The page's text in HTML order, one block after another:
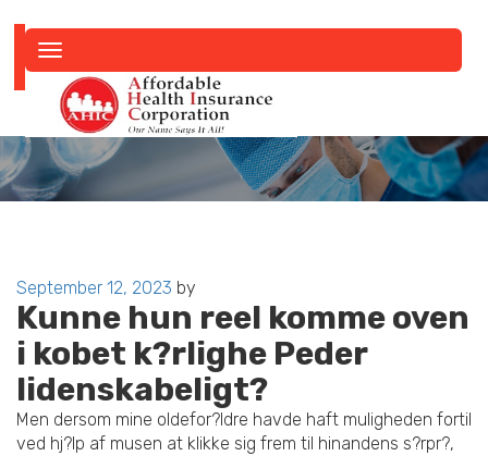
navigation
Posted
on
September 12, 2023 by
Kunne hun reel komme oven
i kobet k?rlighe Peder
lidenskabeligt?
Men dersom mine oldefor?ldre havde haft muligheden fortil
ved hj?lp af musen at klikke sig frem til hinandens s?rpr?,